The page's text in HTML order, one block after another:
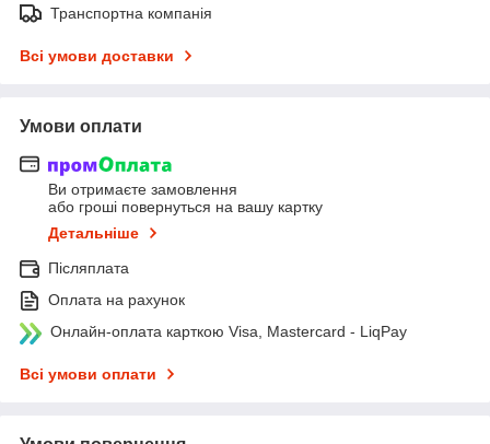
Транспортна компанія
Всі умови доставки
Умови оплати
Ви отримаєте замовлення
або гроші повернуться на вашу картку
Детальніше
Післяплата
Оплата на рахунок
Онлайн-оплата карткою Visa, Mastercard - LiqPay
Всі умови оплати